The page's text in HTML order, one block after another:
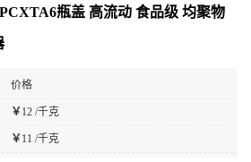
瓶盖 高流动 食品级 均聚物
价格
￥ 12 /千克
￥ 11 /千克